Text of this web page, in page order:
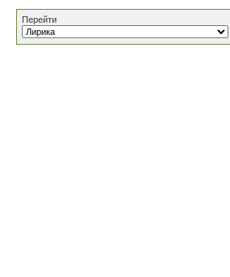
Перейти